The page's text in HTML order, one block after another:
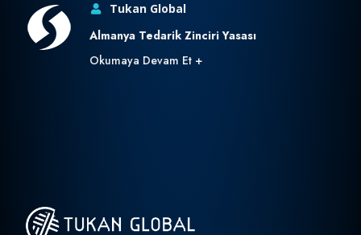
Tukan Global
Almanya Tedarik Zinciri Yasası
Okumaya Devam Et